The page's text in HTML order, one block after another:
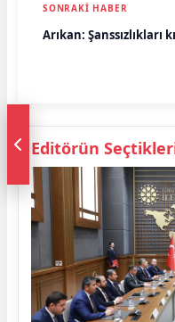
SONRAKI HABER
Arıkan: Şanssızlıkları
Editörün